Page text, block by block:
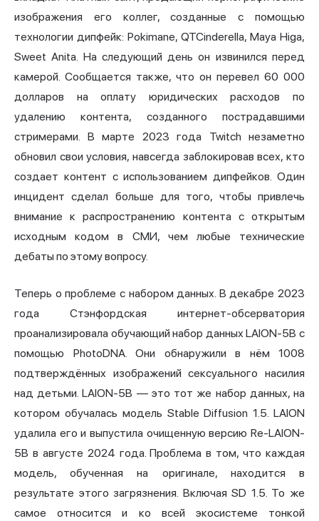
изображения его коллег, созданные с помощью
технологии дипфейк: Pokimane, QTCinderella, Maya Higa,
Sweet Anita. На следующий день он извинился перед
камерой. Сообщается также, что он перевел 60 000
долларов на оплату юридических расходов по
удалению контента, созданного пострадавшими
стримерами. В марте 2023 года Twitch незаметно
обновил свои условия, навсегда заблокировав всех, кто
создает контент с использованием дипфейков. Один
инцидент сделал больше для того, чтобы привлечь
внимание к распространению контента с открытым
исходным кодом в СМИ, чем любые технические
дебаты по этому вопросу.
Теперь о проблеме с набором данных. В декабре 2023
года Стэнфордская интернет-обсерватория
проанализировала обучающий набор данных LAION-5B с
помощью PhotoDNA. Они обнаружили в нём 1008
подтверждённых изображений сексуального насилия
над детьми. LAION-5B — это тот же набор данных, на
котором обучалась модель Stable Diffusion 1.5. LAION
удалила его и выпустила очищенную версию Re-LAION-
5B в августе 2024 года. Проблема в том, что каждая
модель, обученная на оригинале, находится в
результате этого загрязнения. Включая SD 1.5. То же
самое относится и ко всей экосистеме тонкой